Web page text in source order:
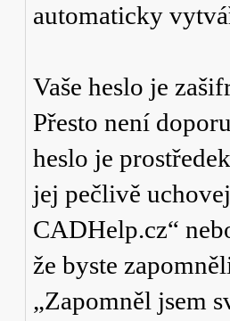
automaticky
Vaše heslo je
Přesto není
heslo je
jej pečlivě
CADHelp.cz“
že byste
„Zapomněl jsem